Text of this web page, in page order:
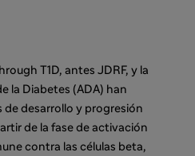
T1D, antes JDRF, y la
la Diabetes (ADA) han
desarrollo y progresión
de la fase de activación
contra las células beta,